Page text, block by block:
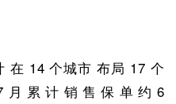
在 14 个城市 布局 17 个
月 累 计 销 售 保 单 约 6